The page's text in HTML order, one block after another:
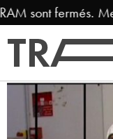
sont fermés.